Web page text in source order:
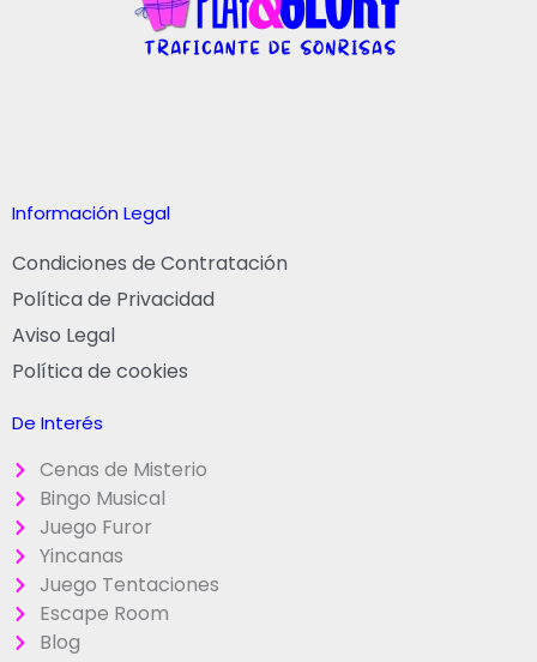
Información Legal
Condiciones de Contratación
Política de Privacidad
Aviso Legal
Política de cookies
De Interés
Cenas de Misterio
Bingo Musical
Juego Furor
Yincanas
Juego Tentaciones
Escape Room
Blog